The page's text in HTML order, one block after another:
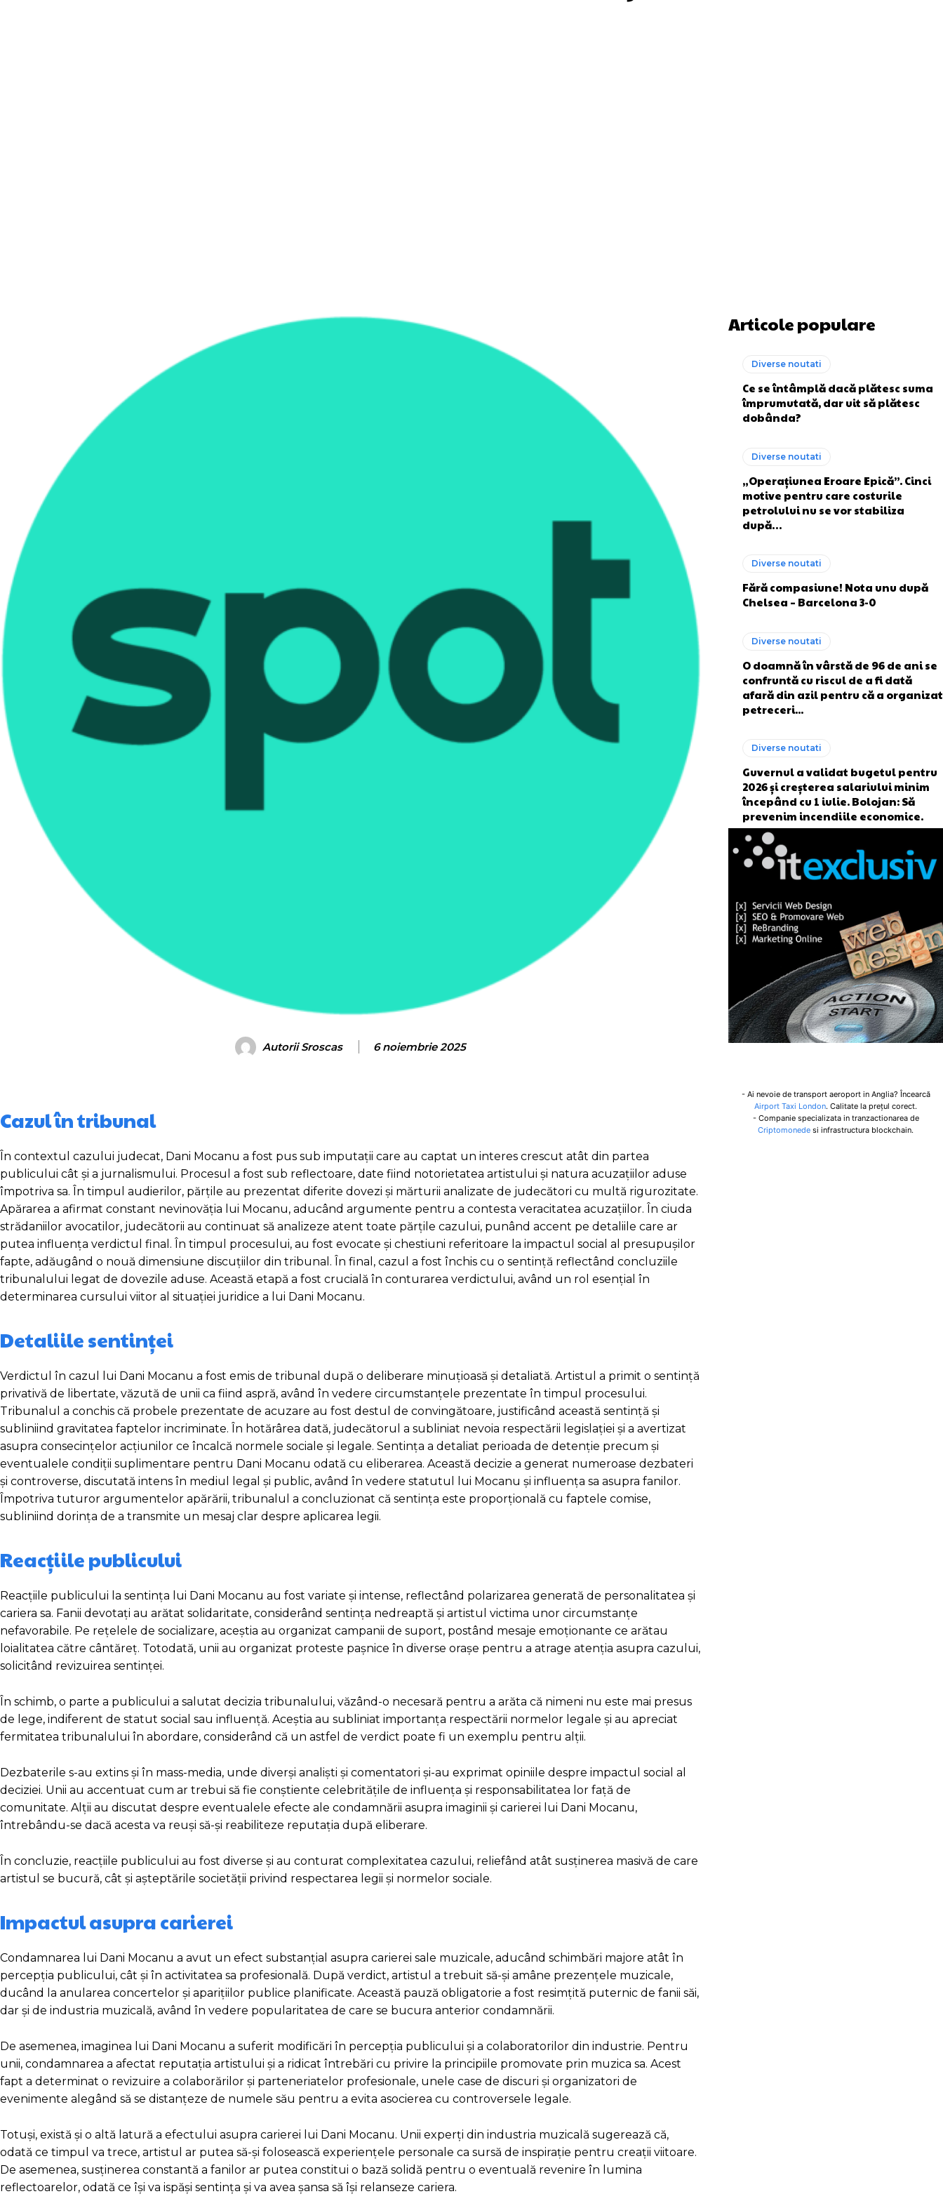
Autorii Sroscas 6 noiembrie 2025
Cazul în tribunal
În contextul cazului judecat, Dani Mocanu a fost pus sub imputații care au captat un interes crescut atât din partea
publicului cât și a jurnalismului. Procesul a fost sub reflectoare, date fiind notorietatea artistului și natura acuzațiilor aduse
împotriva sa. În timpul audierilor, părțile au prezentat diferite dovezi și mărturii analizate de judecători cu multă rigurozitate.
Apărarea a afirmat constant nevinovăția lui Mocanu, aducând argumente pentru a contesta veracitatea acuzațiilor. În ciuda
strădaniilor avocatilor, judecătorii au continuat să analizeze atent toate părțile cazului, punând accent pe detaliile care ar
putea influența verdictul final. În timpul procesului, au fost evocate și chestiuni referitoare la impactul social al presupușilor
fapte, adăugând o nouă dimensiune discuțiilor din tribunal. În final, cazul a fost închis cu o sentință reflectând concluziile
tribunalului legat de dovezile aduse. Această etapă a fost crucială în conturarea verdictului, având un rol esențial în
determinarea cursului viitor al situației juridice a lui Dani Mocanu.
Detaliile sentinței
Verdictul în cazul lui Dani Mocanu a fost emis de tribunal după o deliberare minuțioasă și detaliată. Artistul a primit o sentință
privativă de libertate, văzută de unii ca fiind aspră, având în vedere circumstanțele prezentate în timpul procesului.
Tribunalul a conchis că probele prezentate de acuzare au fost destul de convingătoare, justificând această sentință și
subliniind gravitatea faptelor incriminate. În hotărârea dată, judecătorul a subliniat nevoia respectării legislației și a avertizat
asupra consecințelor acțiunilor ce încalcă normele sociale și legale. Sentința a detaliat perioada de detenție precum și
eventualele condiții suplimentare pentru Dani Mocanu odată cu eliberarea. Această decizie a generat numeroase dezbateri
și controverse, discutată intens în mediul legal și public, având în vedere statutul lui Mocanu și influența sa asupra fanilor.
Împotriva tuturor argumentelor apărării, tribunalul a concluzionat că sentința este proporțională cu faptele comise,
subliniind dorința de a transmite un mesaj clar despre aplicarea legii.
Reacțiile publicului
Reacțiile publicului la sentința lui Dani Mocanu au fost variate și intense, reflectând polarizarea generată de personalitatea și
cariera sa. Fanii devotați au arătat solidaritate, considerând sentința nedreaptă și artistul victima unor circumstanțe
nefavorabile. Pe rețelele de socializare, aceștia au organizat campanii de suport, postând mesaje emoționante ce arătau
loialitatea către cântăreț. Totodată, unii au organizat proteste pașnice în diverse orașe pentru a atrage atenția asupra cazului,
solicitând revizuirea sentinței.
În schimb, o parte a publicului a salutat decizia tribunalului, văzând-o necesară pentru a arăta că nimeni nu este mai presus
de lege, indiferent de statut social sau influență. Aceștia au subliniat importanța respectării normelor legale și au apreciat
fermitatea tribunalului în abordare, considerând că un astfel de verdict poate fi un exemplu pentru alții.
Dezbaterile s-au extins și în mass-media, unde diverși analiști și comentatori și-au exprimat opiniile despre impactul social al
deciziei. Unii au accentuat cum ar trebui să fie conștiente celebritățile de influența și responsabilitatea lor față de
comunitate. Alții au discutat despre eventualele efecte ale condamnării asupra imaginii și carierei lui Dani Mocanu,
întrebându-se dacă acesta va reuși să-și reabiliteze reputația după eliberare.
În concluzie, reacțiile publicului au fost diverse și au conturat complexitatea cazului, reliefând atât susținerea masivă de care
artistul se bucură, cât și așteptările societății privind respectarea legii și normelor sociale.
Impactul asupra carierei
Condamnarea lui Dani Mocanu a avut un efect substanțial asupra carierei sale muzicale, aducând schimbări majore atât în
percepția publicului, cât și în activitatea sa profesională. După verdict, artistul a trebuit să-și amâne prezențele muzicale,
ducând la anularea concertelor și aparițiilor publice planificate. Această pauză obligatorie a fost resimțită puternic de fanii săi,
dar și de industria muzicală, având în vedere popularitatea de care se bucura anterior condamnării.
De asemenea, imaginea lui Dani Mocanu a suferit modificări în percepția publicului și a colaboratorilor din industrie. Pentru
unii, condamnarea a afectat reputația artistului și a ridicat întrebări cu privire la principiile promovate prin muzica sa. Acest
fapt a determinat o revizuire a colaborărilor și parteneriatelor profesionale, unele case de discuri și organizatori de
evenimente alegând să se distanțeze de numele său pentru a evita asocierea cu controversele legale.
Totuși, există și o altă latură a efectului asupra carierei lui Dani Mocanu. Unii experți din industria muzicală sugerează că,
odată ce timpul va trece, artistul ar putea să-și folosească experiențele personale ca sursă de inspirație pentru creații viitoare.
De asemenea, susținerea constantă a fanilor ar putea constitui o bază solidă pentru o eventuală revenire în lumina
reflectoarelor, odată ce își va ispăși sentința și va avea șansa să își relanseze cariera.
Articole populare
Diverse noutati
Ce se întâmplă dacă plătesc suma
împrumutată, dar uit să plătesc
dobânda?
Diverse noutati
„Operațiunea Eroare Epică”. Cinci
motive pentru care costurile
petrolului nu se vor stabiliza
după…
Diverse noutati
Fără compasiune! Nota unu după
Chelsea – Barcelona 3-0
Diverse noutati
O doamnă în vârstă de 96 de ani se
confruntă cu riscul de a fi dată
afară din azil pentru că a organizat
petreceri...
Diverse noutati
Guvernul a validat bugetul pentru
2026 și creșterea salariului minim
începând cu 1 iulie. Bolojan: Să
prevenim incendiile economice.
- Ai nevoie de transport aeroport in Anglia? Încearcă
Airport Taxi London. Calitate la prețul corect.
- Companie specializata in tranzactionarea de
Criptomonede si infrastructura blockchain.